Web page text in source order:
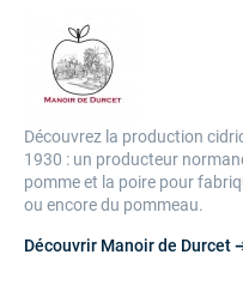
Découvrez la production
1930 : un producteur
pomme et la poire pour
ou encore du pommeau.
Découvrir Manoir de Durcet